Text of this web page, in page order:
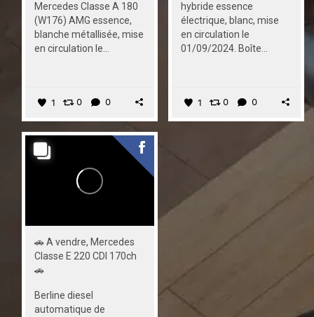
Mercedes Classe A 180
(W176) AMG essence,
blanche métallisée, mise
en circulation le...
1 0 0
hybride essence
électrique, blanc, mise
en circulation le
01/09/2024. Boîte...
1 0 0
🚗 A vendre, Mercedes
Classe E 220 CDI 170ch
🚗
Berline diesel
automatique de